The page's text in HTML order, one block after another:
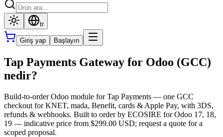
tr
Giriş yap Başlayın
Tap Payments Gateway for Odoo (GCC)
nedir?
Build-to-order Odoo module for Tap Payments — one GCC
checkout for KNET, mada, Benefit, cards & Apple Pay, with 3DS,
refunds & webhooks. Built to order by ECOSIRE for Odoo 17, 18,
19 — indicative price from $299.00 USD; request a quote for a
scoped proposal.